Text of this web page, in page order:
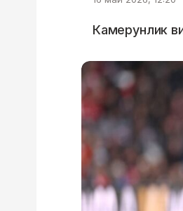
Камерунлик